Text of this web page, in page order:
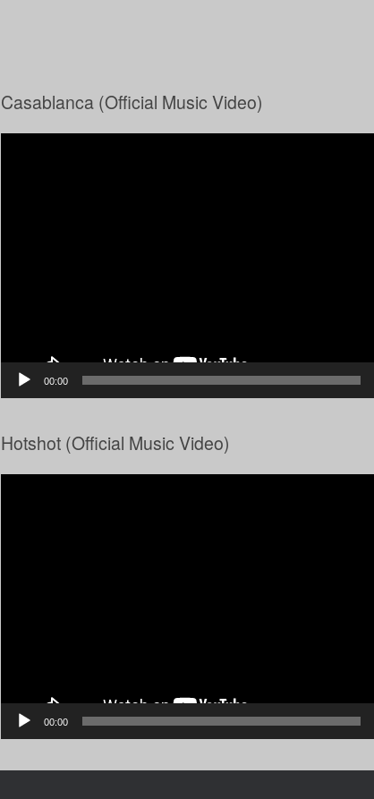
Casablanca (Official Music Video)
00:00
Hotshot (Official Music Video)
00:00